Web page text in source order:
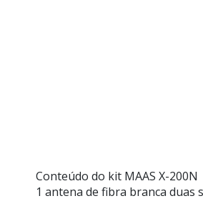
Conteúdo do kit MAAS X-200N
1 antena de fibra branca duas